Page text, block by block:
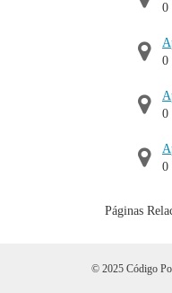
0
0
0
0
Páginas
© 2025 Código